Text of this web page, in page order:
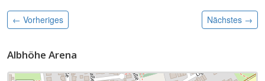
← Vorheriges Nächstes →
Albhöhe Arena